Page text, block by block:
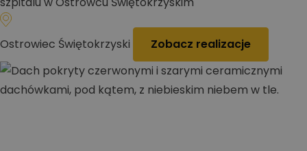
Ostrowiec Świętokrzyski Zobacz realizacje